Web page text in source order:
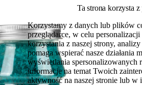
Ta strona korzysta
Korzystamy z danych lub plików
przeglądarce, w celu
korzystania z naszej strony,
pomaga wspierać nasze działania
wyświetlania spersonalizowanych
informacje na temat Twoich
aktywność na naszej stronie lub